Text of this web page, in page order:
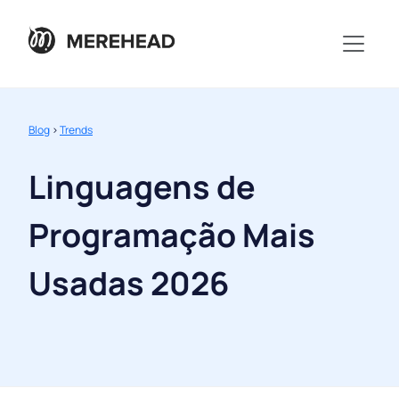
Blog >Trends
Linguagens de
Programação Mais
Usadas 2026